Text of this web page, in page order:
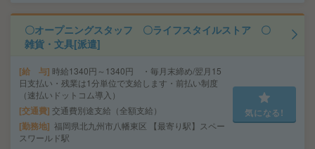
〇オープニングスタッフ 〇ライフスタイルストア 〇
雑貨・文具[派遣]
給 与 時給1340円～1340円 ・毎月末締め/翌月15
日支払い・残業は1分単位で支給します・前払い制度
（速払いドットコム導入）
交通費 交通費別途支給（全額支給）
勤務地 福岡県北九州市八幡東区 【最寄り駅】スペー
スワールド駅
気になる!